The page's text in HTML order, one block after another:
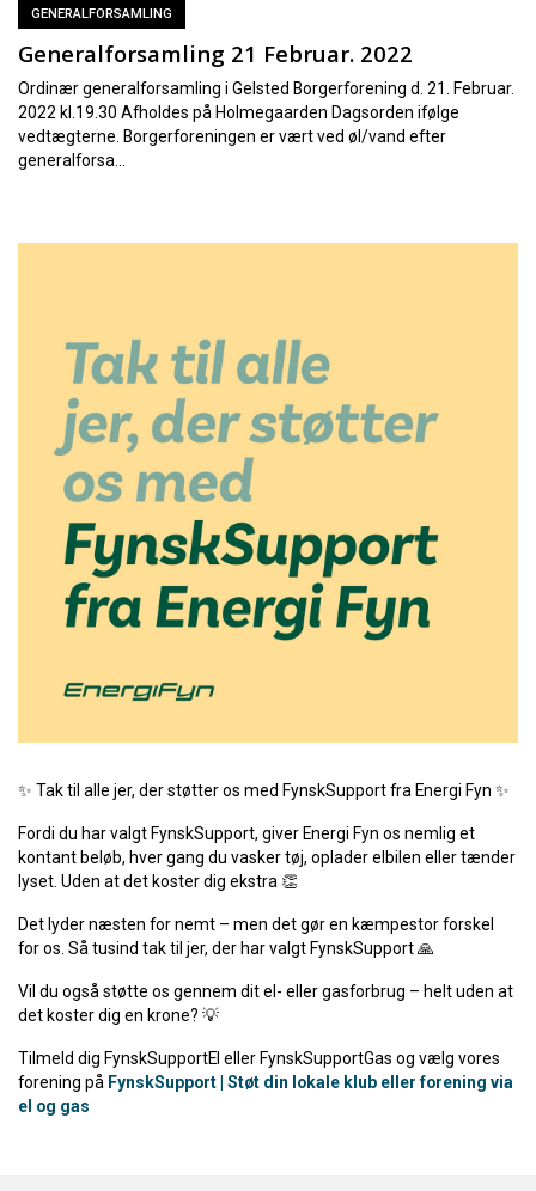
GENERALFORSAMLING
Generalforsamling 21 Februar. 2022
Ordinær generalforsamling i Gelsted Borgerforening d. 21. Februar.
2022 kl.19.30 Afholdes på Holmegaarden Dagsorden ifølge
vedtægterne. Borgerforeningen er vært ved øl/vand efter
generalforsa...
✨ Tak til alle jer, der støtter os med FynskSupport fra Energi Fyn ✨
Fordi du har valgt FynskSupport, giver Energi Fyn os nemlig et
kontant beløb, hver gang du vasker tøj, oplader elbilen eller tænder
lyset. Uden at det koster dig ekstra 👏
Det lyder næsten for nemt – men det gør en kæmpestor forskel
for os. Så tusind tak til jer, der har valgt FynskSupport🙏
Vil du også støtte os gennem dit el- eller gasforbrug – helt uden at
det koster dig en krone? 💡
Tilmeld dig FynskSupportEl eller FynskSupportGas og vælg vores
forening på FynskSupport | Støt din lokale klub eller forening via
el og gas